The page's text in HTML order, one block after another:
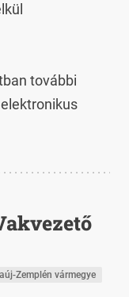
további
elektronikus
Zemplén vármegye